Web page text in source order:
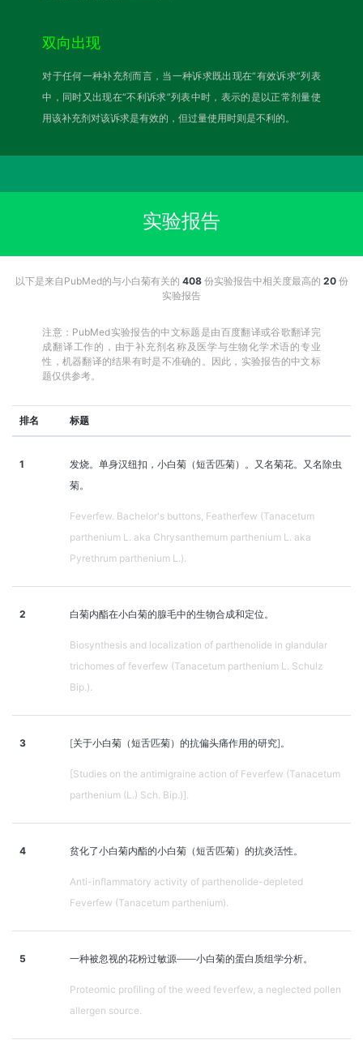
双向出现
对于任何一种补充剂而言，当一种诉求既出现在“有效诉求”列表
中，同时又出现在“不利诉求”列表中时，表示的是以正常剂量使
用该补充剂对该诉求是有效的，但过量使用时则是不利的。
实验报告
以下是来自PubMed的与小白菊有关的 408份实验报告中相关度最高的 20份
实验报告
注意：PubMed实验报告的中文标题是由百度翻译或谷歌翻译完
成翻译工作的，由于补充剂名称及医学与生物化学术语的专业
性，机器翻译的结果有时是不准确的。因此，实验报告的中文标
题仅供参考。
排名 标题
1
发烧。单身汉纽扣，小白菊（短舌匹菊）。又名菊花。又名除虫
菊。
Feverfew. Bachelor's buttons, Featherfew (Tanacetum
parthenium L. aka Chrysanthemum parthenium L. aka
Pyrethrum parthenium L.).
2 白菊内酯在小白菊的腺毛中的生物合成和定位。
Biosynthesis and localization of parthenolide in glandular
trichomes of feverfew (Tanacetum parthenium L. Schulz
Bip.).
3 [关于小白菊（短舌匹菊）的抗偏头痛作用的研究]。
[Studies on the antimigraine action of Feverfew (Tanacetum
parthenium (L.) Sch. Bip.)].
4 贫化了小白菊内酯的小白菊（短舌匹菊）的抗炎活性。
Anti-inflammatory activity of parthenolide-depleted
Feverfew (Tanacetum parthenium).
5 一种被忽视的花粉过敏源——小白菊的蛋白质组学分析。
Proteomic profiling of the weed feverfew, a neglected pollen
allergen source.